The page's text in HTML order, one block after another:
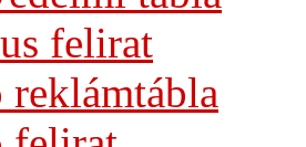
felirat